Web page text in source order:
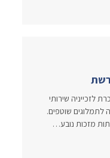
לזכייניה שירותי
לתמלוגים שוטפים.
מזכות נובע…